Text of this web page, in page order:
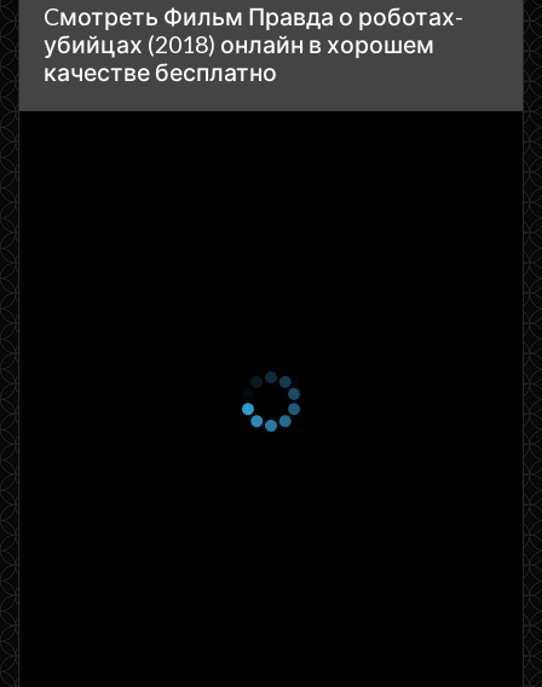
Cмотреть Фильм Правда о роботах-
убийцах (2018) онлайн в хорошем
качестве бесплатно